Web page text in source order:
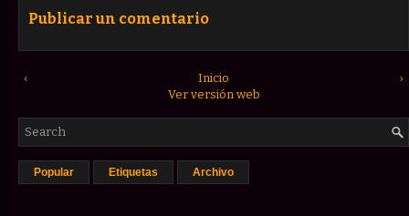
Publicar un comentario
‹ ›
Inicio
Ver versión web
Popular Etiquetas Archivo